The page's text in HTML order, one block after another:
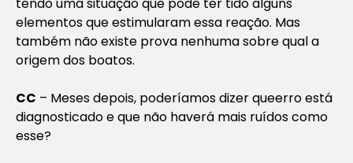
elementos que estimularam essa reação. Mas
também não existe prova nenhuma sobre qual a
origem dos boatos.
CC – Meses depois, poderíamos dizer queerro está
diagnosticado e que não haverá mais ruídos como
esse?